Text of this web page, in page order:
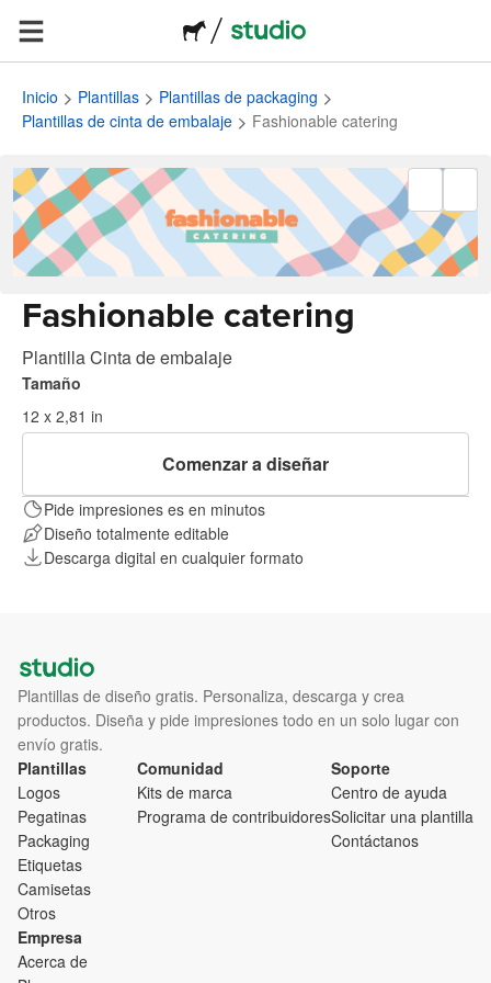
Inicio Plantillas
Plantillas de packaging
Plantillas de cinta de embalaje
Fashionable catering
Fashionable catering
Plantilla Cinta de embalaje
Tamaño
12 x 2,81 in
Comenzar a diseñar
Pide impresiones es en minutos
Diseño totalmente editable
Descarga digital en cualquier formato
Plantillas de diseño gratis. Personaliza, descarga y crea
productos. Diseña y pide impresiones todo en un solo lugar con
envío gratis.
Plantillas
Logos
Pegatinas
Packaging
Etiquetas
Camisetas
Otros
Comunidad
Kits de marca
Programa de contribuidores
Soporte
Centro de ayuda
Solicitar una plantilla
Contáctanos
Empresa
Acerca de